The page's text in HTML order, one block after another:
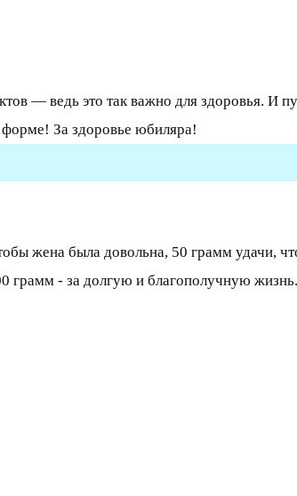
— ведь это так важно для здоровья. И
форме! За здоровье юбиляра!
жена была довольна, 50 грамм удачи,
грамм - за долгую и благополучную